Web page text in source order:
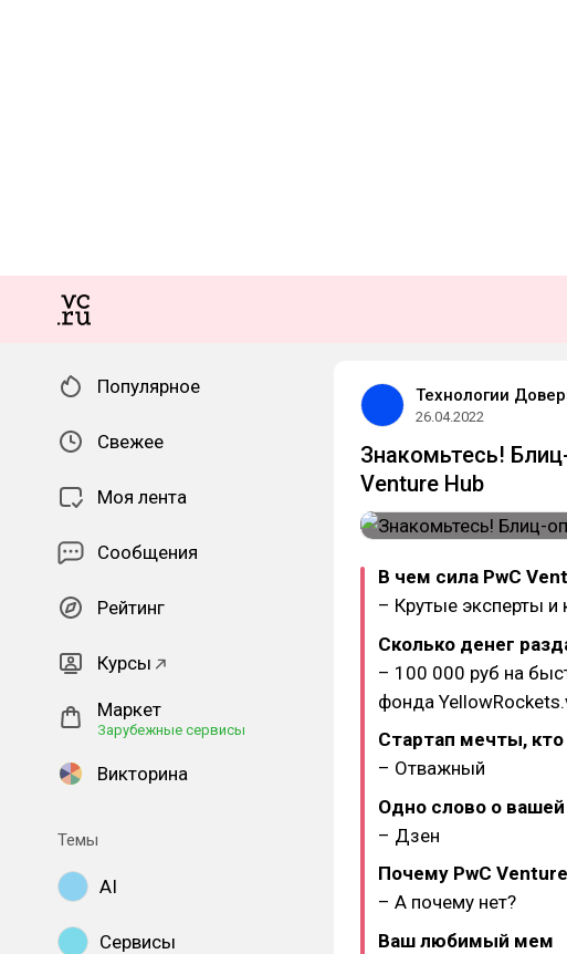
Популярное
Свежее
Моя лента
Сообщения
Рейтинг
Курсы
Маркет
Зарубежные сервисы
Викторина
Темы
AI
Сервисы
Технологии
26.04.2022
Знакомьтесь!
Venture Hub
В чем сила PwC
– Крутые эксперты и
Сколько денег
– 100 000 руб на
фонда
Стартап мечты, кто
– Отважный
Одно слово о
– Дзен
Почему PwC
– А почему нет?
Ваш любимый мем